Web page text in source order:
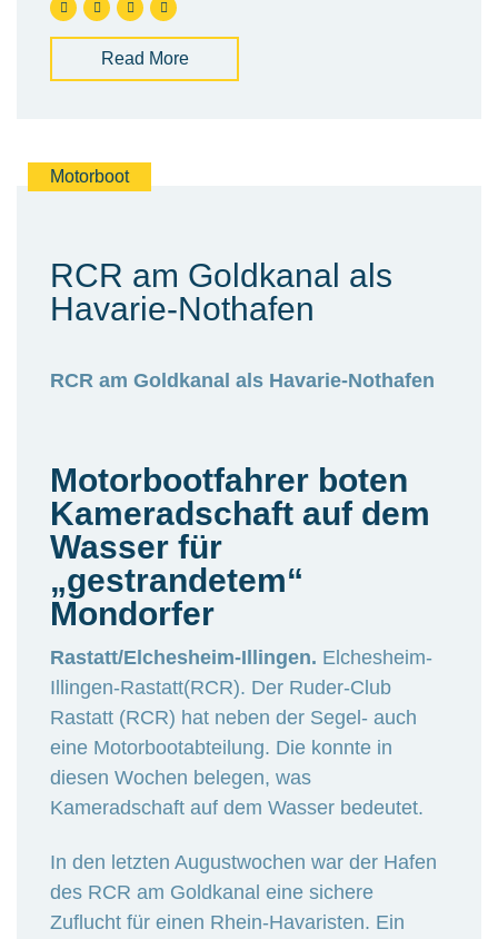
Read More
Motorboot
RCR am Goldkanal als
Havarie-Nothafen
RCR am Goldkanal als Havarie-Nothafen
Motorbootfahrer boten
Kameradschaft auf dem
Wasser für
„gestrandetem“
Mondorfer
Rastatt/Elchesheim-Illingen. Elchesheim-
Illingen-Rastatt(RCR). Der Ruder-Club
Rastatt (RCR) hat neben der Segel- auch
eine Motorbootabteilung. Die konnte in
diesen Wochen belegen, was
Kameradschaft auf dem Wasser bedeutet.
In den letzten Augustwochen war der Hafen
des RCR am Goldkanal eine sichere
Zuflucht für einen Rhein-Havaristen. Ein